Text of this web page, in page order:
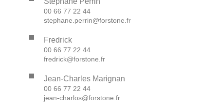
00 66 77 22 44
stephane.perrin@forstone.fr
Fredrick
00 66 77 22 44
fredrick@forstone.fr
Jean-Charles Marignan
00 66 77 22 44
jean-charlos@forstone.fr